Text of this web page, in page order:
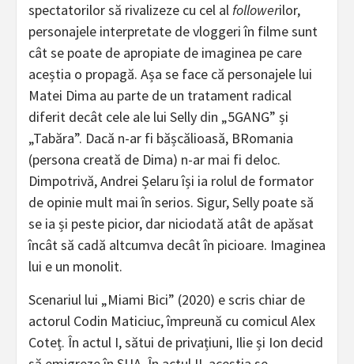
spectatorilor să rivalizeze cu cel alfollowerilor,
personajele interpretate de vloggeri în filme sunt
cât se poate de apropiate de imaginea pe care
aceștia o propagă. Așa se face că personajele lui
Matei Dima au parte de un tratament radical
diferit decât cele ale lui Selly din „5GANG” și
„Tabăra”. Dacă n-ar fi bășcălioasă, BRomania
(persona creată de Dima) n-ar mai fi deloc.
Dimpotrivă, Andrei Șelaru își ia rolul de formator
de opinie mult mai în serios. Sigur, Selly poate să
se ia și peste picior, dar niciodată atât de apăsat
încât să cadă altcumva decât în picioare. Imaginea
lui e un monolit.
Scenariul lui „Miami Bici” (2020) e scris chiar de
actorul Codin Maticiuc, împreună cu comicul Alex
Coteț. În actul I, sătui de privațiuni, Ilie și Ion decid